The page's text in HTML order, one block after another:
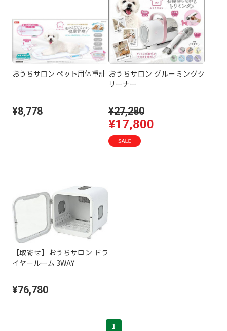
おうちサロン ペット用体重計
¥8,778
おうちサロン グルーミングク
リーナー
¥27,280
¥17,800
【取寄せ】おうちサロン ドラ
イヤールーム 3WAY
¥76,780
1